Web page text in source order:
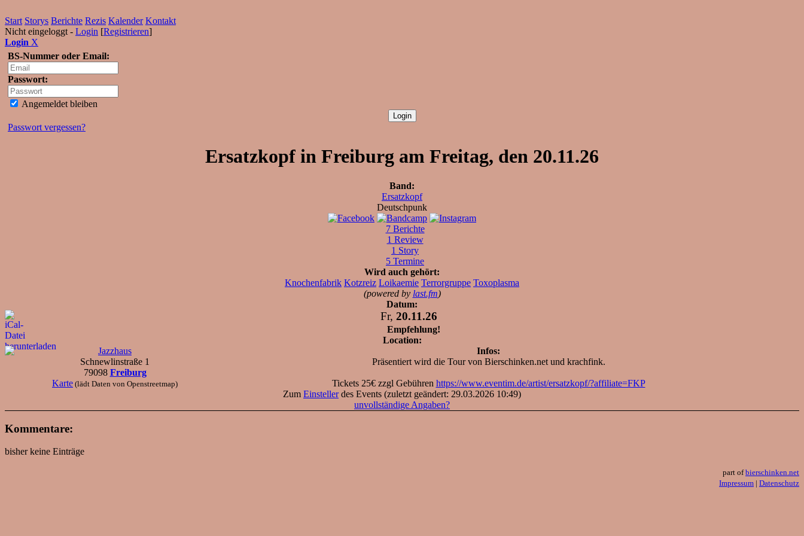
Start Storys Berichte Rezis Kalender Kontakt
Nicht eingeloggt - Login [Registrieren]
Login X
BS-Nummer oder Email:
Passwort:
Angemeldet bleiben
Passwort vergessen?
Ersatzkopf in Freiburg am Freitag, den 20.11.26
Band:
Ersatzkopf
Deutschpunk
7 Berichte
1 Review
1 Story
5 Termine
Wird auch gehört:
Knochenfabrik Kotzreiz Loikaemie Terrorgruppe Toxoplasma
(powered by last.fm)
Datum:
Fr, 20.11.26
Empfehlung!
Location:
Jazzhaus
Schnewlinstraße 1
79098 Freiburg
Karte (lädt Daten von Openstreetmap)
Infos:
Präsentiert wird die Tour von Bierschinken.net und krachfink.
Tickets 25€ zzgl Gebühren https://www.eventim.de/artist/ersatzkopf/?affiliate=FKP
Zum Einstellerdes Events (zuletzt geändert: 29.03.2026 10:49)
unvollständige Angaben?
Kommentare:
bisher keine Einträge
part ofbierschinken.net
Impressum | Datenschutz